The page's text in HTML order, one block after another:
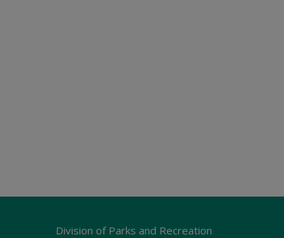
Division of Parks and Recreation